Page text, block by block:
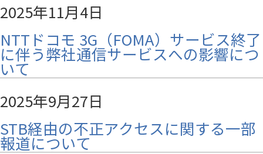
2025年11月4日
NTTドコモ 3G（FOMA）サービス終了
に伴う弊社通信サービスへの影響につ
いて
2025年9月27日
STB経由の不正アクセスに関する一部
報道について